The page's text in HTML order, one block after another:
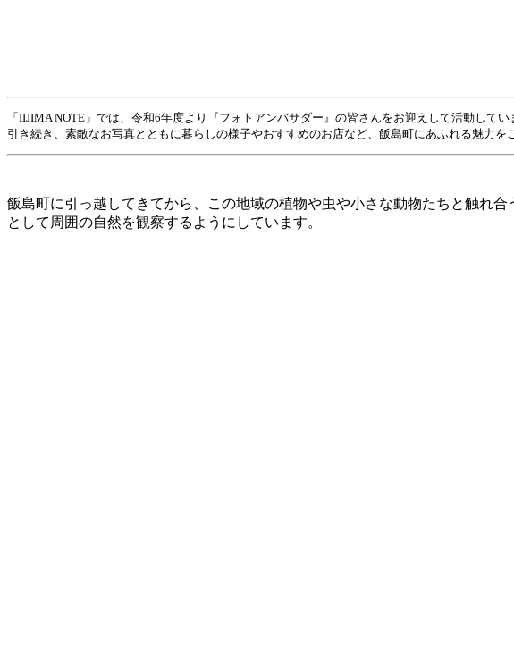
「IIJIMA NOTE」では、令和6年度より『フォトアンバサダー』の皆さんをお迎えして活動してい
引き続き、素敵なお写真とともに暮らしの様子やおすすめのお店など、飯島町にあふれる魅力を
飯島町に引っ越してきてから、この地域の植物や虫や小さな動物たちと触れ
として周囲の自然を観察するようにしています。